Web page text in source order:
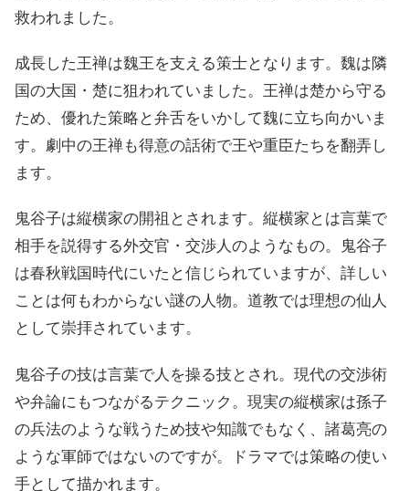
救われました。
成長した王禅は魏王を支える策士となります。魏は隣
国の大国・楚に狙われていました。王禅は楚から守る
ため、優れた策略と弁舌をいかして魏に立ち向かいま
す。劇中の王禅も得意の話術で王や重臣たちを翻弄し
ます。
鬼谷子は縦横家の開祖とされます。縦横家とは言葉で
相手を説得する外交官・交渉人のようなもの。鬼谷子
は春秋戦国時代にいたと信じられていますが、詳しい
ことは何もわからない謎の人物。道教では理想の仙人
として崇拝されています。
鬼谷子の技は言葉で人を操る技とされ。現代の交渉術
や弁論にもつながるテクニック。現実の縦横家は孫子
の兵法のような戦うため技や知識でもなく、諸葛亮の
ような軍師ではないのですが。ドラマでは策略の使い
手として描かれます。